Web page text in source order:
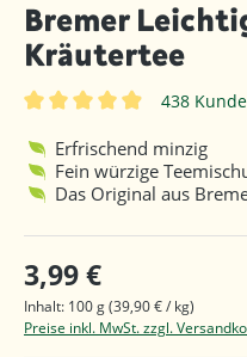
Bremer
Kräutertee
438
Erfrischend minzig
Fein würzige
Das Original aus
3,99 €
Inhalt: 100 g(39,90 € / kg)
Preise inkl. MwSt. zzgl.